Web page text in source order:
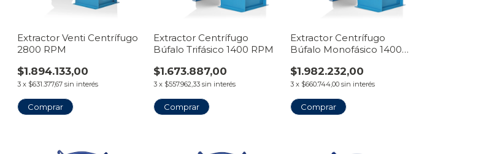
Extractor Venti Centrífugo
2800 RPM
$1.894.133,00
3 x $631.377,67 sin interés
Comprar
Extractor Centrífugo
Búfalo Trifásico 1400 RPM
$1.673.887,00
3 x $557.962,33 sin interés
Comprar
Extractor Centrífugo
Búfalo Monofásico 1400
$1.982.232,00
3 x $660.744,00 sin interés
Comprar